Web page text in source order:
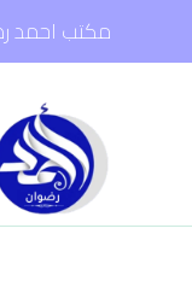
مكتب احمد